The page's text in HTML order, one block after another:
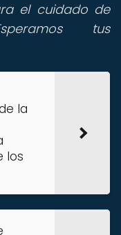
el cuidado de
tus
la
los